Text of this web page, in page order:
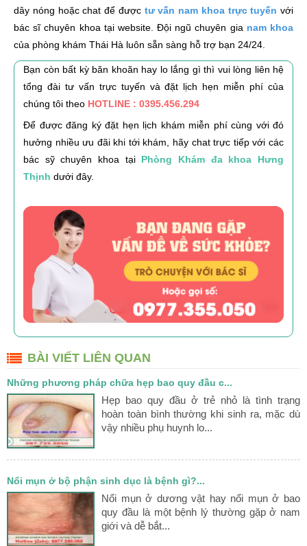
dây nóng hoặc chat để được tư vấn nam khoa trực tuyến với
bác sĩ chuyên khoa tại website. Đội ngũ chuyên gia nam khoa
của phòng khám Thái Hà luôn sẵn sàng hỗ trợ bạn 24/24.
Bạn còn bất kỳ băn khoăn hay lo lắng gì thì vui lòng liên hệ
tổng đài tư vấn trực tuyến và đặt lịch hẹn miễn phí của
chúng tôi theo HOTLINE : 0395.456.294
Để được đăng ký đặt hẹn lịch khám miễn phí cùng với đó
hưởng nhiều ưu đãi khi tới khám, hãy chat trực tiếp với các
bác sỹ chuyên khoa tại Phòng Khám đa khoa Hưng
Thịnh dưới đây.
BÀI VIẾT LIÊN QUAN
Những phương pháp chữa hẹp bao quy đầu c...
Hẹp bao quy đầu ở trẻ nhỏ là tình trạng
hoàn toàn bình thường khi sinh ra, mặc dù
vậy nhiều phụ huynh lo...
Nổi mụn ở bộ phận sinh dục là bệnh gì?...
Nổi mụn ở dương vật hay nổi mụn ở bao
quy đầu là một bệnh lý thường gặp ở nam
giới và dễ bắt...